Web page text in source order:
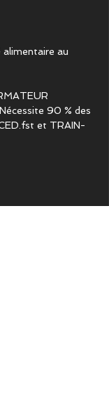
au
90 % des
et TRAIN-